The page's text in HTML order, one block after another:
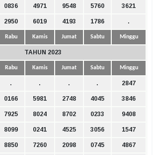
0836 4971 9548 5760 3621
2950 6019 4193 1786 .
Rabu Kamis Jumat Sabtu Minggu
TAHUN 2023
Rabu Kamis Jumat Sabtu Minggu
. . . . 2847
0166 5981 2748 4045 3846
7925 8024 8702 0233 9408
8099 0241 4525 3056 1547
8850 7260 2098 0745 4867